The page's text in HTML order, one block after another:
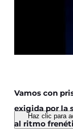
Haz clic para
Vamos con
exigida por la
al ritmo